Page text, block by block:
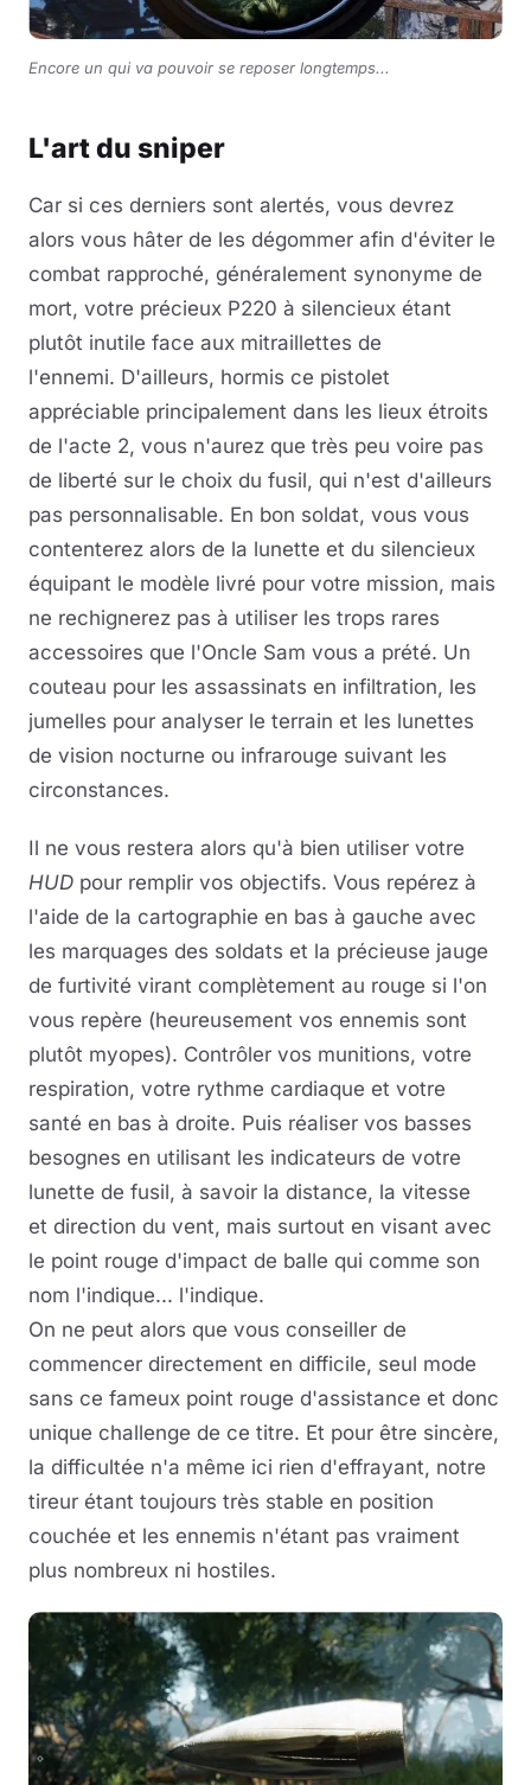
Encore un qui va pouvoir se reposer longtemps...
L'art du sniper
Car si ces derniers sont alertés, vous devrez
alors vous hâter de les dégommer afin d'éviter le
combat rapproché, généralement synonyme de
mort, votre précieux P220 à silencieux étant
plutôt inutile face aux mitraillettes de
l'ennemi. D'ailleurs, hormis ce pistolet
appréciable principalement dans les lieux étroits
de l'acte 2, vous n'aurez que très peu voire pas
de liberté sur le choix du fusil, qui n'est d'ailleurs
pas personnalisable. En bon soldat, vous vous
contenterez alors de la lunette et du silencieux
équipant le modèle livré pour votre mission, mais
ne rechignerez pas à utiliser les trops rares
accessoires que l'Oncle Sam vous a prété. Un
couteau pour les assassinats en infiltration, les
jumelles pour analyser le terrain et les lunettes
de vision nocturne ou infrarouge suivant les
circonstances.
Il ne vous restera alors qu'à bien utiliser votre
HUD pour remplir vos objectifs. Vous repérez à
l'aide de la cartographie en bas à gauche avec
les marquages des soldats et la précieuse jauge
de furtivité virant complètement au rouge si l'on
vous repère (heureusement vos ennemis sont
plutôt myopes). Contrôler vos munitions, votre
respiration, votre rythme cardiaque et votre
santé en bas à droite. Puis réaliser vos basses
besognes en utilisant les indicateurs de votre
lunette de fusil, à savoir la distance, la vitesse
et direction du vent, mais surtout en visant avec
le point rouge d'impact de balle qui comme son
nom l'indique... l'indique.
On ne peut alors que vous conseiller de
commencer directement en difficile, seul mode
sans ce fameux point rouge d'assistance et donc
unique challenge de ce titre. Et pour être sincère,
la difficultée n'a même ici rien d'effrayant, notre
tireur étant toujours très stable en position
couchée et les ennemis n'étant pas vraiment
plus nombreux ni hostiles.